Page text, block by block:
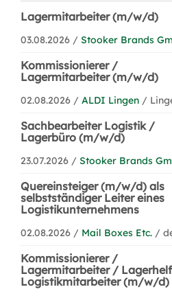
Lagermitarbeiter (m/w/d)
03.08.2026 / Stooker Brands
Kommissionierer /
Lagermitarbeiter (m/w/d)
02.08.2026 / ALDI Lingen /
Sachbearbeiter Logistik /
Lagerbüro (m/w/d)
23.07.2026 / Stooker Brands
Quereinsteiger (m/w/d) als
selbstständiger Leiter eines
Logistikunternehmens
02.08.2026 / Mail Boxes Etc. /
Kommissionierer /
Lagermitarbeiter /
Logistikmitarbeiter (m/w/d)